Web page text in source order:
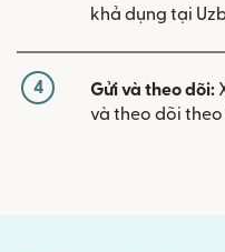
khả dụng tại
4 Gửi và theo dõi:
và theo dõi